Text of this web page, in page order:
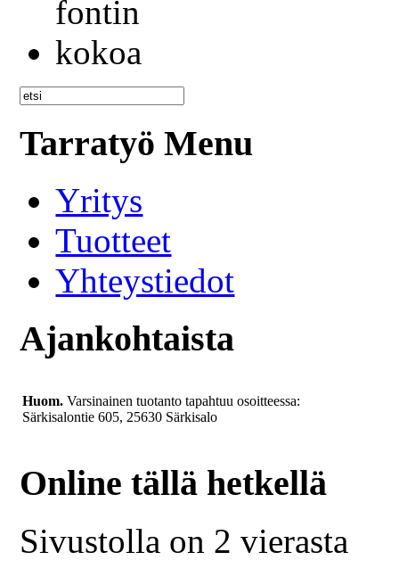
Tarratyö Menu
Yritys
Tuotteet
Yhteystiedot
Ajankohtaista
Huom. Varsinainen tuotanto tapahtuu osoitteessa:
Särkisalontie 605, 25630 Särkisalo
Online tällä hetkellä
Sivustolla on 2 vierasta